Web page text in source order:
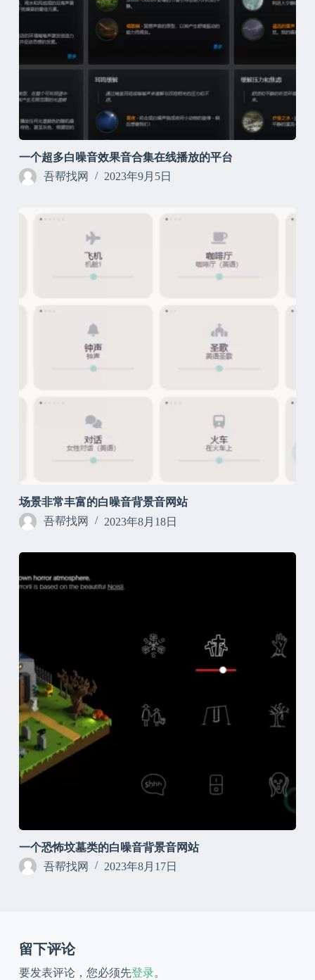
一个超多白噪音效果音合集在线播放的平台
吾帮找网
2023年9月5日
场景非常丰富的白噪音背景音网站
吾帮找网
2023年8月18日
一个恐怖坟墓类的白噪音背景音网站
吾帮找网
2023年8月17日
留下评论
要发表评论，您必须先登录。